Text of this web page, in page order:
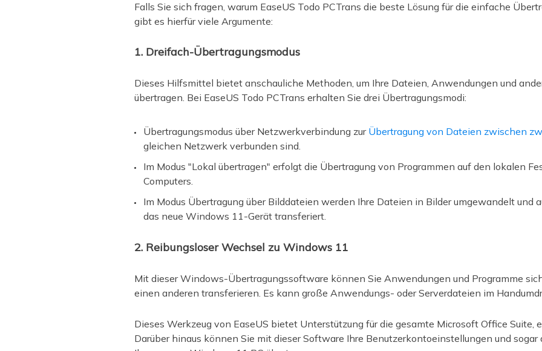
Falls Sie sich fragen, warum EaseUS Todo PCTrans die beste Lösung für die einfache
gibt es hierfür viele Argumente:
1. Dreifach-Übertragungsmodus
Dieses Hilfsmittel bietet anschauliche Methoden, um Ihre Dateien, Anwendungen und
übertragen. Bei EaseUS Todo PCTrans erhalten Sie drei Übertragungsmodi:
Übertragungsmodus über Netzwerkverbindung zur Übertragung von Dateien zwischen
gleichen Netzwerk verbunden sind.
Im Modus "Lokal übertragen" erfolgt die Übertragung von Programmen auf den lokalen
Computers.
Im Modus Übertragung über Bilddateien werden Ihre Dateien in Bilder umgewandelt und
das neue Windows 11-Gerät transferiert.
2. Reibungsloser Wechsel zu Windows 11
Mit dieser Windows-Übertragungssoftware können Sie Anwendungen und Programme
einen anderen transferieren. Es kann große Anwendungs- oder Serverdateien im
Dieses Werkzeug von EaseUS bietet Unterstützung für die gesamte Microsoft Office Suite,
Darüber hinaus können Sie mit dieser Software Ihre Benutzerkontoeinstellungen und